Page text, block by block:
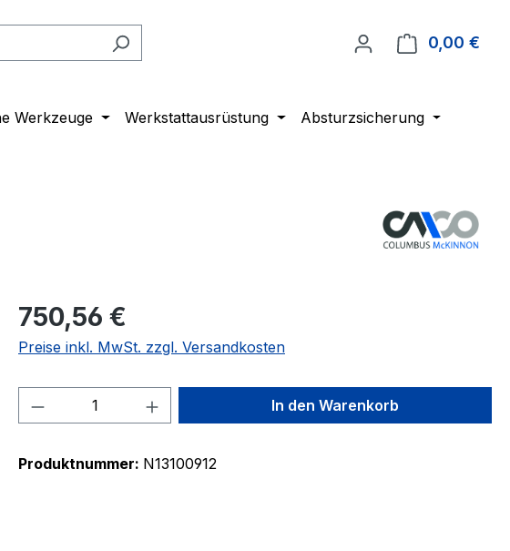
0,00 €
Werkzeuge Werkstattausrüstung Absturzsicherung
750,56 €
Preise inkl. MwSt. zzgl. Versandkosten
Produkt Anzahl: Gib den gewünschten Wert
In den Warenkorb
Produktnummer: N13100912